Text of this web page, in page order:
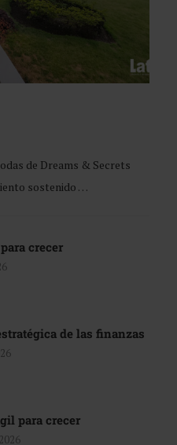
de Dreams & Secrets
sostenido …
crecer
de las finanzas
para crecer